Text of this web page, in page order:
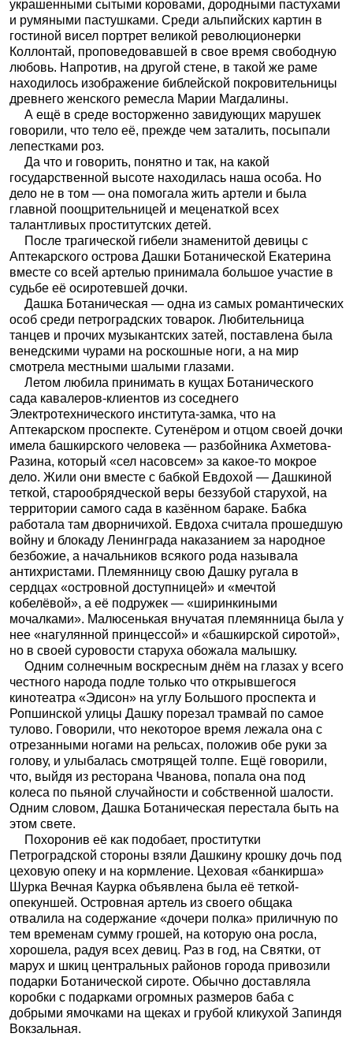
украшенными сытыми коровами, дородными пастухами
и румяными пастушками. Среди альпийских картин в
гостиной висел портрет великой революционерки
Коллонтай, проповедовавшей в свое время свободную
любовь. Напротив, на другой стене, в такой же раме
находилось изображение библейской покровительницы
древнего женского ремесла Марии Магдалины.
А ещё в среде восторженно завидующих марушек
говорили, что тело её, прежде чем заталить, посыпали
лепестками роз.
Да что и говорить, понятно и так, на какой
государственной высоте находилась наша особа. Но
дело не в том — она помогала жить артели и была
главной поощрительницей и меценаткой всех
талантливых проститутских детей.
После трагической гибели знаменитой девицы с
Аптекарского острова Дашки Ботанической Екатерина
вместе со всей артелью принимала большое участие в
судьбе её осиротевшей дочки.
Дашка Ботаническая — одна из самых романтических
особ среди петроградских товарок. Любительница
танцев и прочих музыкантских затей, поставлена была
венедскими чурами на роскошные ноги, а на мир
смотрела местными шалыми глазами.
Летом любила принимать в кущах Ботанического
сада кавалеров-клиентов из соседнего
Электротехнического института-замка, что на
Аптекарском проспекте. Сутенёром и отцом своей дочки
имела башкирского человека — разбойника Ахметова-
Разина, который «сел насовсем» за какое-то мокрое
дело. Жили они вместе с бабкой Евдохой — Дашкиной
теткой, старообрядческой веры беззубой старухой, на
территории самого сада в казённом бараке. Бабка
работала там дворничихой. Евдоха считала прошедшую
войну и блокаду Ленинграда наказанием за народное
безбожие, а начальников всякого рода называла
антихристами. Племянницу свою Дашку ругала в
сердцах «островной доступницей» и «мечтой
кобелёвой», а её подружек — «ширинкиными
мочалками». Малюсенькая внучатая племянница была у
нее «нагулянной принцессой» и «башкирской сиротой»,
но в своей суровости старуха обожала малышку.
Одним солнечным воскресным днём на глазах у всего
честного народа подле только что открывшегося
кинотеатра «Эдисон» на углу Большого проспекта и
Ропшинской улицы Дашку порезал трамвай по самое
тулово. Говорили, что некоторое время лежала она с
отрезанными ногами на рельсах, положив обе руки за
голову, и улыбалась смотрящей толпе. Ещё говорили,
что, выйдя из ресторана Чванова, попала она под
колеса по пьяной случайности и собственной шалости.
Одним словом, Дашка Ботаническая перестала быть на
этом свете.
Похоронив её как подобает, проститутки
Петроградской стороны взяли Дашкину крошку дочь под
цеховую опеку и на кормление. Цеховая «банкирша»
Шурка Вечная Каурка объявлена была её теткой-
опекуншей. Островная артель из своего общака
отвалила на содержание «дочери полка» приличную по
тем временам сумму грошей, на которую она росла,
хорошела, радуя всех девиц. Раз в год, на Святки, от
марух и шкиц центральных районов города привозили
подарки Ботанической сироте. Обычно доставляла
коробки с подарками огромных размеров баба с
добрыми ямочками на щеках и грубой кликухой Запиндя
Вокзальная.